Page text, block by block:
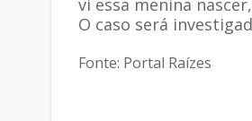
vi essa menina
O caso será
Fonte: Portal Raízes